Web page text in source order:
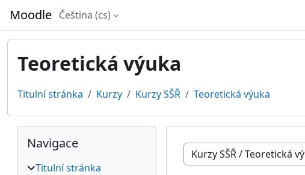
Přejít k hlavnímu obsahu
Moodle Čeština ‎(cs)‎
Teoretická výuka
Titulní stránka Kurzy Kurzy SŠŘ Teoretická výuka
Kategorie kurzů
Bloky
Přeskočit: Navigace
Navigace
Titulní stránka